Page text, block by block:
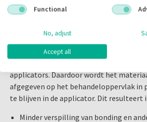
hygiënischer.
Minder Materiaalverlies,
Rendement
De unieke niet-absorberende
applicators. Daardoor wordt het
afgegeven op het behandeloppervlak in
te blijven in de applicator. Dit resulteert
Minder verspilling van bonding en
Functional
No, adjust
Accept all